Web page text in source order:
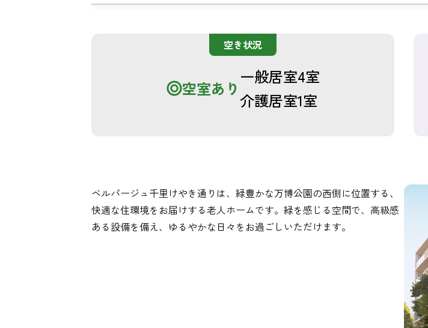
空き状況
空室あり
一般居室4室
介護居室1室
ベルパージュ千里けやき通りは、緑豊かな万博公園の西側に位置する、
快適な住環境をお届けする老人ホームです。緑を感じる空間で、高級感
ある設備を備え、ゆるやかな日々をお過ごしいただけます。